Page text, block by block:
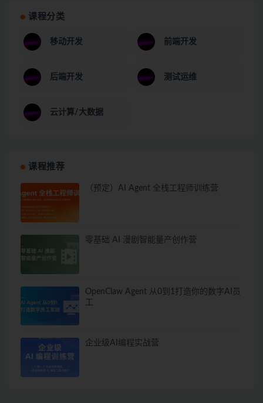
课程分类
移动开发 前端开发
后端开发 测试运维
云计算/大数据
课程推荐
（预定）AI Agent 全栈工程师训练营
零基础 AI 漫剧智能量产创作营
OpenClaw Agent 从0到1打造你的数字AI员
工
企业级AI编程实战营